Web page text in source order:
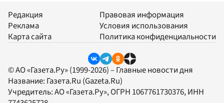
Редакция
Реклама
Карта сайта
Правовая информация
Условия использования
Политика конфиденциальности
© АО «Газета.Ру» (1999-2026) – Главные новости дня
Название: Газета.Ru (Gazeta.Ru)
Учредитель:АО «Газета.Ру», ОГРН 1067761730376, ИНН